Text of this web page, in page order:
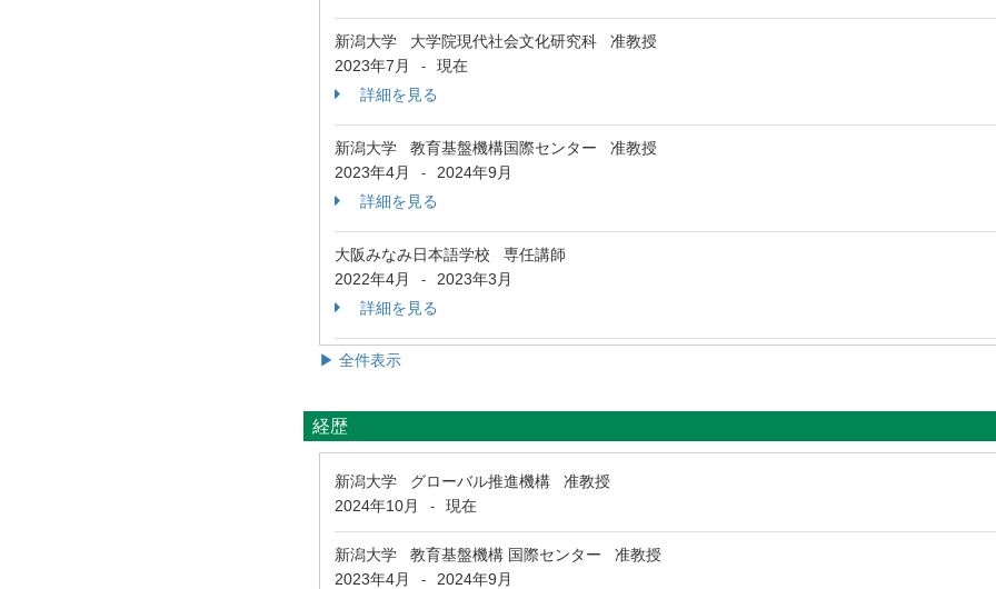
新潟大学 大学院現代社会文化研究科 准教授
2023年7月
-
現在
詳細を見る
新潟大学 教育基盤機構国際センター 准教授
2023年4月
-
2024年9月
詳細を見る
大阪みなみ日本語学校 専任講師
2022年4月
-
2023年3月
詳細を見る
▶ 全件表示
経歴
新潟大学 グローバル推進機構 准教授
2024年10月
- 現在
新潟大学 教育基盤機構 国際センター 准教授
2023年4月
- 2024年9月